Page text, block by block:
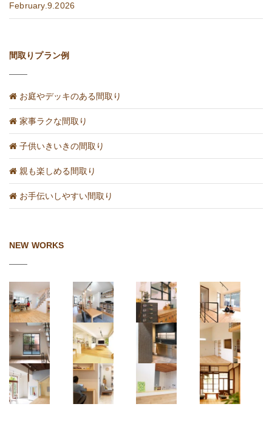
February.9.2026
間取りプラン例
お庭やデッキのある間取り
家事ラクな間取り
子供いきいきの間取り
親も楽しめる間取り
お手伝いしやすい間取り
NEW WORKS